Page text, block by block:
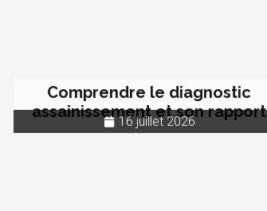
Comprendre le diagnostic
assainissement et son rapport
16 juillet 2026